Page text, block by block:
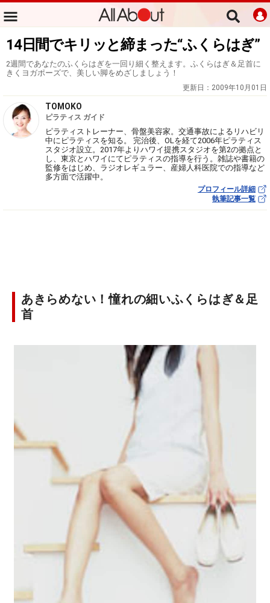
14日間でキリッと締まった“ふくらはぎ”
2週間であなたのふくらはぎを一回り細く整えます。ふくらはぎ＆足首に
きくヨガポーズで、美しい脚をめざしましょう！
更新日： 2009年10月01日
TOMOKO
ピラティス ガイド
ピラティストレーナー、骨盤美容家。交通事故によるリハビリ
中にピラティスを知る。 完治後、OLを経て2006年ピラティス
スタジオ設立。2017年よりハワイ提携スタジオを第2の拠点と
し、東京とハワイにてピラティスの指導を行う。雑誌や書籍の
監修をはじめ、ラジオレギュラー、産婦人科医院での指導など
多方面で活躍中。
プロフィール詳細
執筆記事一覧
あきらめない！憧れの細いふくらはぎ＆足
首